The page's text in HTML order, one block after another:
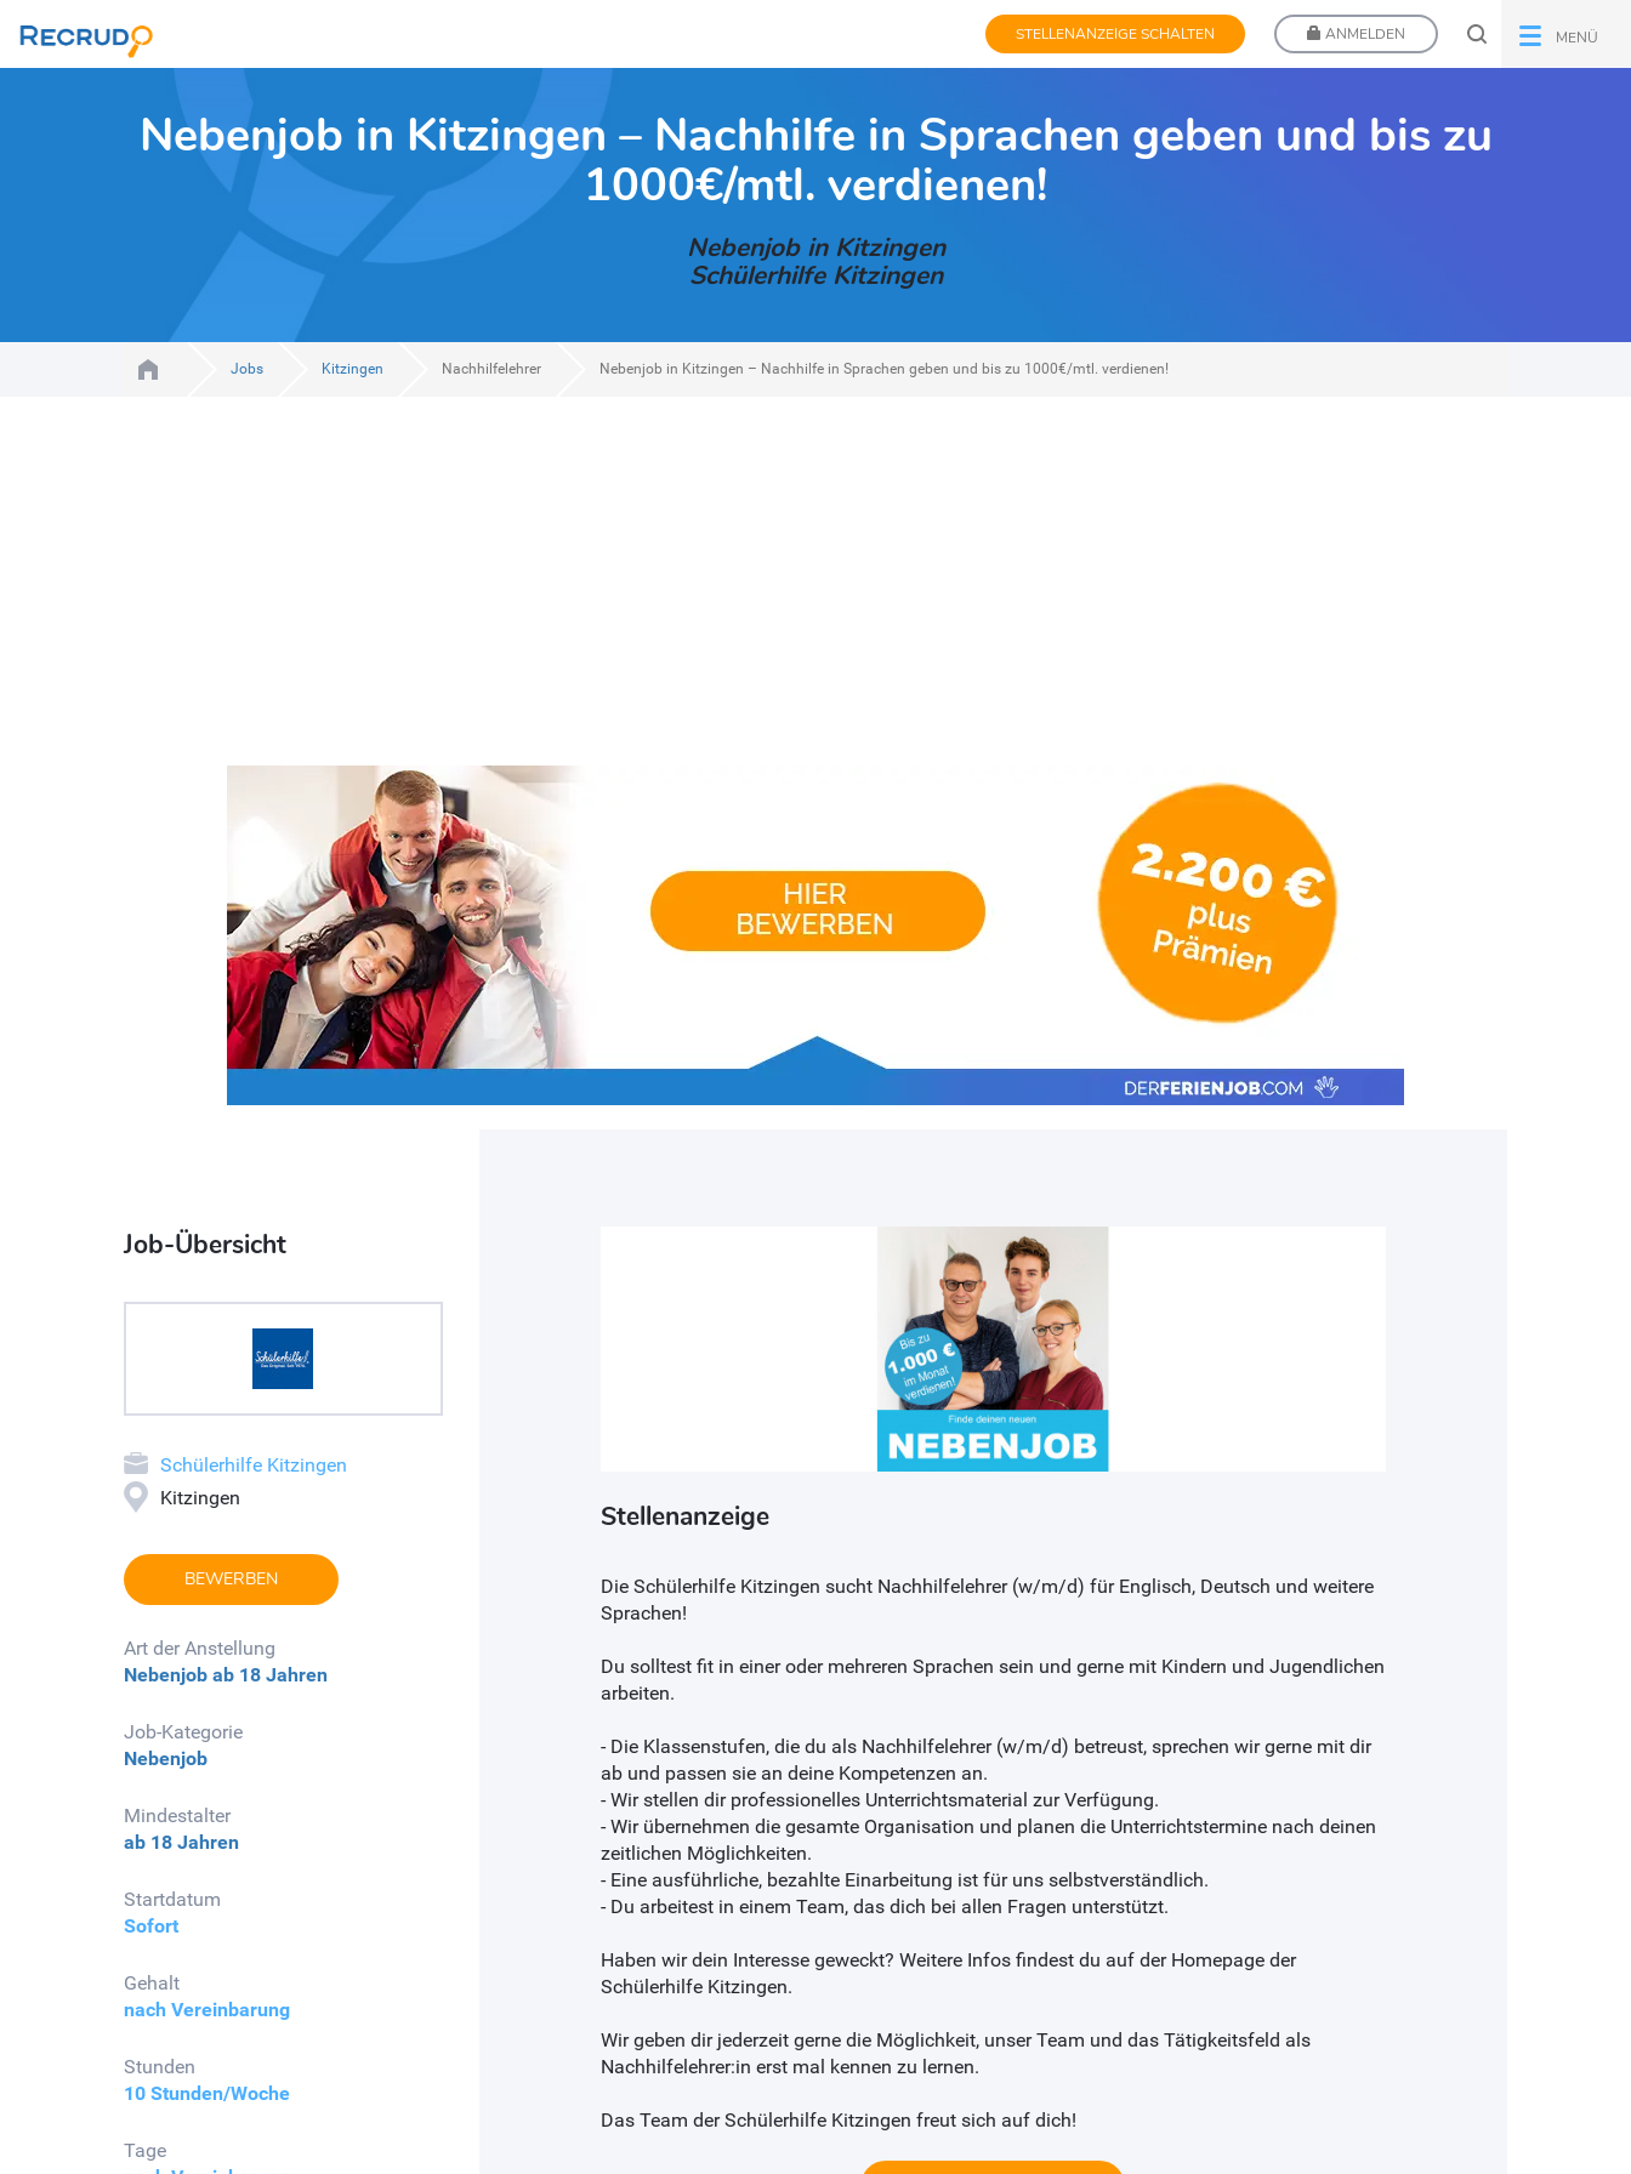
STELLENANZEIGE SCHALTEN ANMELDEN MENÜ
Nebenjob in Kitzingen – Nachhilfe in Sprachen geben und bis zu
1000€/mtl. verdienen!
Nebenjob in Kitzingen
Schülerhilfe Kitzingen
Jobs Kitzingen Nachhilfelehrer Nebenjob in Kitzingen – Nachhilfe in Sprachen geben und bis zu 1000€/mtl. verdienen!
Job-Übersicht
Schülerhilfe Kitzingen
Kitzingen
BEWERBEN
Art der Anstellung
Nebenjob ab 18 Jahren
Job-Kategorie
Nebenjob
Mindestalter
ab 18 Jahren
Startdatum
Sofort
Gehalt
nach Vereinbarung
Stunden
10 Stunden/Woche
Tage
Stellenanzeige
Die Schülerhilfe Kitzingen sucht Nachhilfelehrer (w/m/d) für Englisch, Deutsch und weitere
Sprachen!
Du solltest fit in einer oder mehreren Sprachen sein und gerne mit Kindern und Jugendlichen
arbeiten.
- Die Klassenstufen, die du als Nachhilfelehrer (w/m/d) betreust, sprechen wir gerne mit dir
ab und passen sie an deine Kompetenzen an.
- Wir stellen dir professionelles Unterrichtsmaterial zur Verfügung.
- Wir übernehmen die gesamte Organisation und planen die Unterrichtstermine nach deinen
zeitlichen Möglichkeiten.
- Eine ausführliche, bezahlte Einarbeitung ist für uns selbstverständlich.
- Du arbeitest in einem Team, das dich bei allen Fragen unterstützt.
Haben wir dein Interesse geweckt? Weitere Infos findest du auf der Homepage der
Schülerhilfe Kitzingen.
Wir geben dir jederzeit gerne die Möglichkeit, unser Team und das Tätigkeitsfeld als
Nachhilfelehrer:in erst mal kennen zu lernen.
Das Team der Schülerhilfe Kitzingen freut sich auf dich!